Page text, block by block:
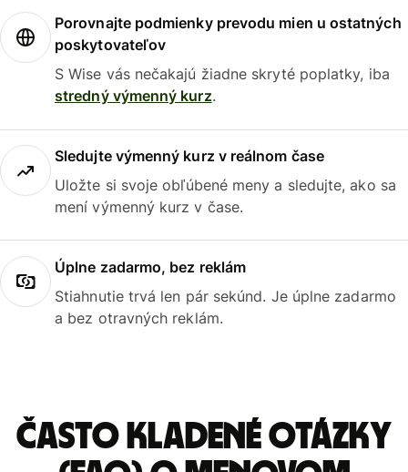
Porovnajte podmienky prevodu mien u ostatných
poskytovateľov
S Wise vás nečakajú žiadne skryté poplatky, iba
stredný výmenný kurz.
Sledujte výmenný kurz v reálnom čase
Uložte si svoje obľúbené meny a sledujte, ako sa
mení výmenný kurz v čase.
Úplne zadarmo, bez reklám
Stiahnutie trvá len pár sekúnd. Je úplne zadarmo
a bez otravných reklám.
Často kladené otázky